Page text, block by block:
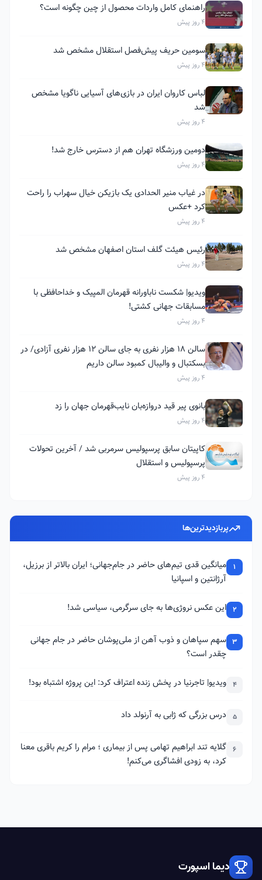
راهنمای کامل واردات محصول از چین چگونه است؟
4 روز پیش
سومین حریف پیش‌فصل استقلال مشخص شد
4 روز پیش
لباس کاروان ایران در بازی‌های آسیایی ناگویا مشخص
شد
4 روز پیش
دومین ورزشگاه تهران هم از دسترس خارج شد!
4 روز پیش
در غیاب منیر الحدادی یک بازیکن خیال سهراب را راحت
کرد +عکس
4 روز پیش
رئیس هیئت گلف استان اصفهان مشخص شد
4 روز پیش
ویدیو| شکست ناباورانه قهرمان المپیک و خداحافظی با
مسابقات جهانی کشتی!
4 روز پیش
سالن ۱۸ هزار نفری به جای سالن ۱۲ هزار نفری آزادی/ در
بسکتبال و والیبال کمبود سالن داریم
4 روز پیش
بانوی پیر قید دروازه‌بان نایب‌قهرمان جهان را زد
4 روز پیش
کاپیتان سابق پرسپولیس سرمربی شد / آخرین تحولات
پرسپولیس و استقلال
4 روز پیش
پربازدیدترین‌ها
1
میانگین قدی تیم‌های حاضر در جام‌جهانی؛ ایران بالاتر از برزیل،
آرژانتین و اسپانیا
2 این عکس نروژی‌ها به جای سرگرمی، سیاسی شد!
3 سهم سپاهان و ذوب آهن از ملی‌پوشان حاضر در جام جهانی
چقدر است؟
4 ویدیو| تاجرنیا در پخش زنده اعتراف کرد: این پروژه اشتباه بود!
5 درس بزرگی که ژابی به آرنولد داد
6 گلایه تند ابراهیم تهامی پس از بیماری ؛ مرام را کریم باقری معنا
کرد، به زودی افشاگری می‌کنم!
دیما اسپورت